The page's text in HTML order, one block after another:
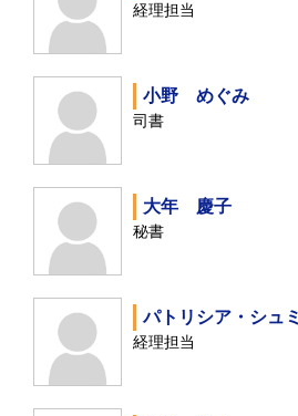
ーション
リサーチ・サポー
客員研究員
奨学生
研修生
研究活動
研究活動の概要
研究クラスター
日本におけるサス
経理担当
小野 めぐみ
司書
大年 慶子
秘書
パトリシア・シュ
経理担当